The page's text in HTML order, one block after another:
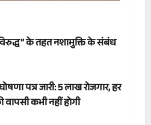
के तहत नशामुक्ति के संबंध
पत्र जारी: 5 लाख रोजगार, हर
वापसी कभी नहीं होगी